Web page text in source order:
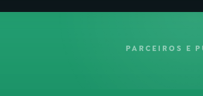
PARCEIROS E